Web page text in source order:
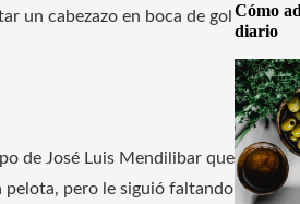
un cabezazo en boca de gol
de José Luis Mendilibar que
pelota, pero le siguió faltando
Cómo
diario